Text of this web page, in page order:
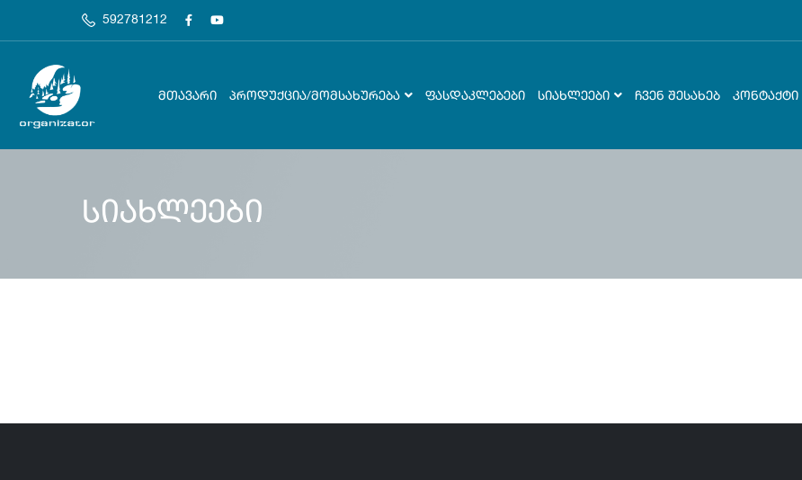
592781212
ᲛᲗᲐᲕᲐᲠᲘ ᲞᲠᲝᲓᲣᲥᲪᲘᲐ/ᲛᲝᲛᲡᲐᲮᲣᲠᲔᲑᲐ ᲤᲐᲡᲓᲐᲙᲚᲔᲑᲔᲑᲘ ᲡᲘᲐᲮᲚᲔᲔᲑᲘ ᲩᲕᲔᲜ ᲨᲔᲡᲐᲮᲔᲑ ᲙᲝᲜᲢᲐᲥᲢᲘ
სიახლეები